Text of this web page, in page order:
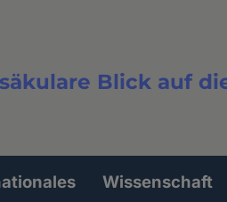
Blick auf
Wissenschaft